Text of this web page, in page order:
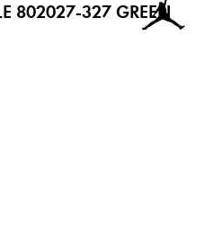
802027-327 GREEN